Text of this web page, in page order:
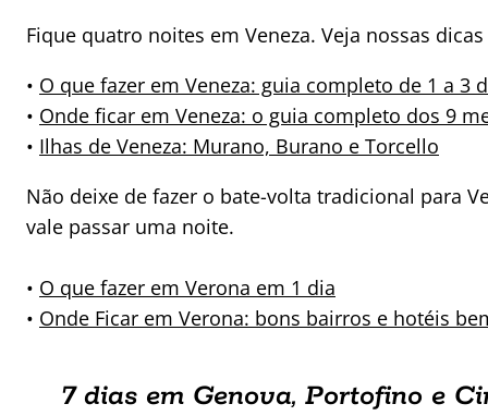
Fique quatro noites em Veneza. Veja nossas
• O que fazer em Veneza: guia completo de 1 a 3
• Onde ficar em Veneza: o guia completo dos 9
• Ilhas de Veneza: Murano, Burano e Torcello
Não deixe de fazer o bate-volta tradicional para
vale passar uma noite.
• O que fazer em Verona em 1 dia
• Onde Ficar em Verona: bons bairros e hotéis
7 dias em Genova, Portofino e